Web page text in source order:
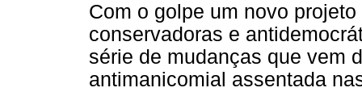
Com o golpe um novo
conservadoras e
série de mudanças que vem
antimanicomial assentada